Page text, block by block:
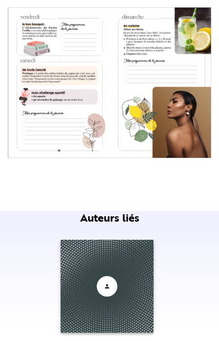
Auteurs liés